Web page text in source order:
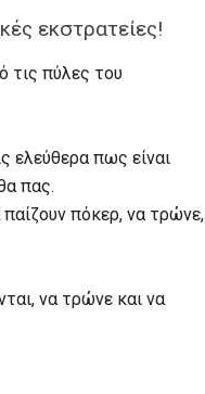
εκστρατείες!
τις πύλες του
ελεύθερα πως είναι
πας.
πόκερ, να τρώνε,
να τρώνε και να